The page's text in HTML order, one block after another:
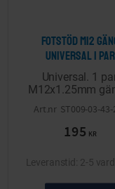
Fotstöd M12
Universal 1 par
Universal. 1
M12x1.25mm
ST009-03-43-
195 KR
2-5